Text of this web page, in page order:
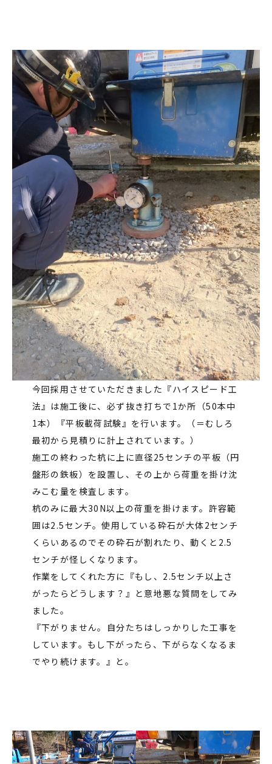
今回採用させていただきました『ハイスピード工
法』は施工後に、必ず抜き打ちで1か所（50本中
1本）『平板載荷試験』を行います。（＝むしろ
最初から見積りに計上されています。）
施工の終わった杭に上に直径25センチの平板（円
盤形の鉄板）を設置し、その上から荷重を掛け沈
みこむ量を検査します。
杭のみに最大30N以上の荷重を掛けます。許容範
囲は2.5センチ。使用している砕石が大体2センチ
くらいあるのでその砕石が割れたり、動くと2.5
センチが怪しくなります。
作業をしてくれた方に『もし、2.5センチ以上さ
がったらどうします？』と意地悪な質問をしてみ
ました。
『下がりません。自分たちはしっかりした工事を
しています。もし下がったら、下がらなくなるま
でやり続けます。』と。